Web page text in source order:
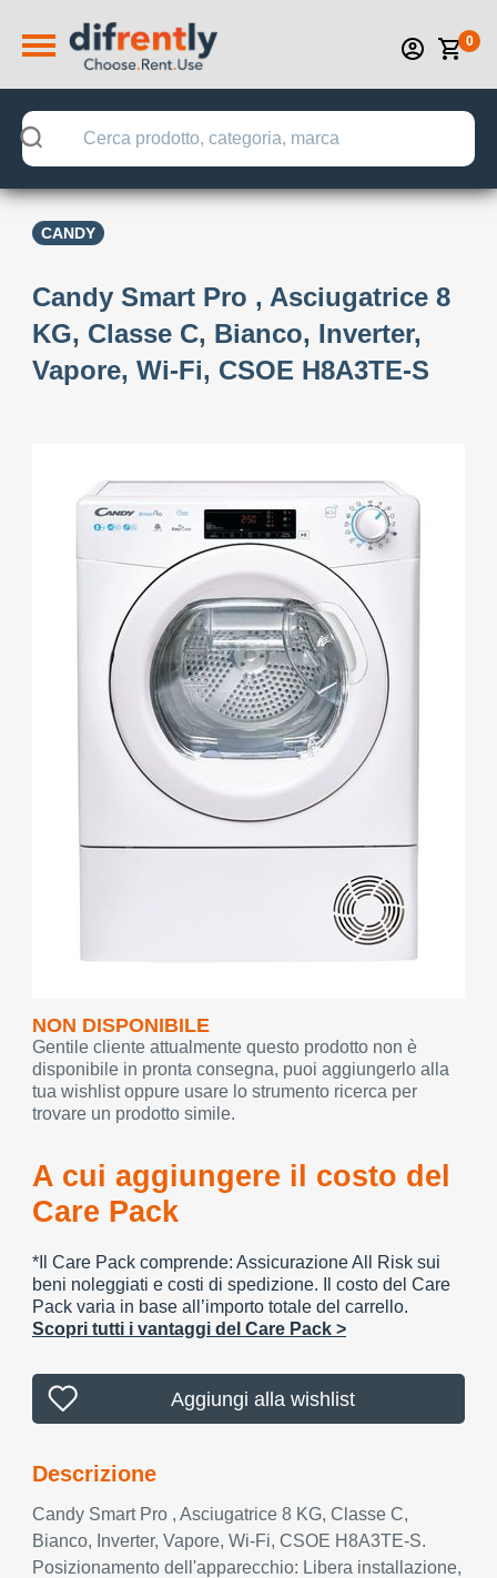
0
CANDY
Candy Smart Pro , Asciugatrice 8
KG, Classe C, Bianco, Inverter,
Vapore, Wi-Fi, CSOE H8A3TE-S
NON DISPONIBILE
Gentile cliente attualmente questo prodotto non è
disponibile in pronta consegna, puoi aggiungerlo alla
tua wishlist oppure usare lo strumento ricerca per
trovare un prodotto simile.
A cui aggiungere il costo del
Care Pack
*Il Care Pack comprende: Assicurazione All Risk sui
beni noleggiati e costi di spedizione. Il costo del Care
Pack varia in base all’importo totale del carrello.
Scopri tutti i vantaggi del Care Pack >
Aggiungi alla wishlist
Descrizione
Candy Smart Pro , Asciugatrice 8 KG, Classe C,
Bianco, Inverter, Vapore, Wi-Fi, CSOE H8A3TE-S.
Posizionamento dell'apparecchio: Libera installazione,